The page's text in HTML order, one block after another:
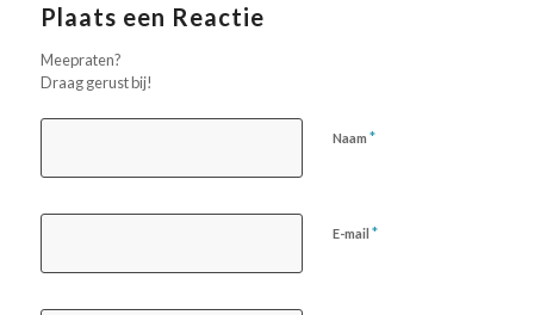
Plaats een Reactie
Meepraten?
Draag gerust bij!
Naam *
E-mail *